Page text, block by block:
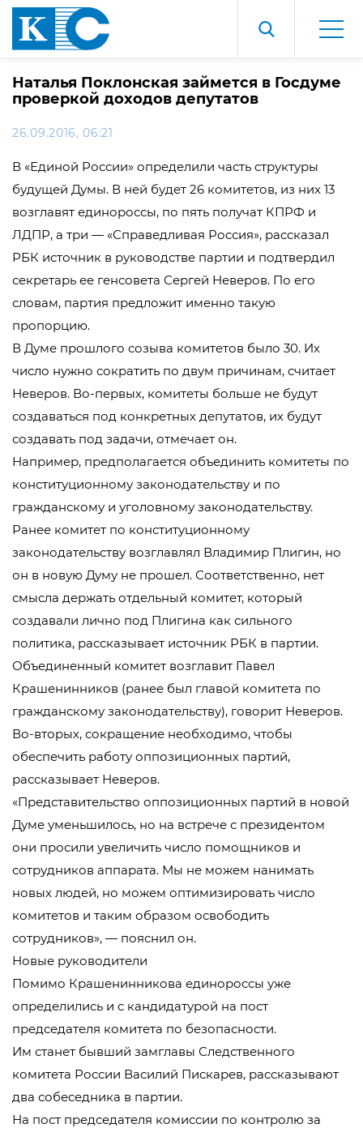
Наталья Поклонская займется в Госдуме
проверкой доходов депутатов
26.09.2016, 06:21
В «Единой России» определили часть структуры
будущей Думы. В ней будет 26 комитетов, из них 13
возглавят единороссы, по пять получат КПРФ и
ЛДПР, а три — «Справедливая Россия», рассказал
РБК источник в руководстве партии и подтвердил
секретарь ее генсовета Сергей Неверов. По его
словам, партия предложит именно такую
пропорцию.
В Думе прошлого созыва комитетов было 30. Их
число нужно сократить по двум причинам, считает
Неверов. Во-первых, комитеты больше не будут
создаваться под конкретных депутатов, их будут
создавать под задачи, отмечает он.
Например, предполагается объединить комитеты по
конституционному законодательству и по
гражданскому и уголовному законодательству.
Ранее комитет по конституционному
законодательству возглавлял Владимир Плигин, но
он в новую Думу не прошел. Соответственно, нет
смысла держать отдельный комитет, который
создавали лично под Плигина как сильного
политика, рассказывает источник РБК в партии.
Объединенный комитет возглавит Павел
Крашенинников (ранее был главой комитета по
гражданскому законодательству), говорит Неверов.
Во-вторых, сокращение необходимо, чтобы
обеспечить работу оппозиционных партий,
рассказывает Неверов.
«Представительство оппозиционных партий в новой
Думе уменьшилось, но на встрече с президентом
они просили увеличить число помощников и
сотрудников аппарата. Мы не можем нанимать
новых людей, но можем оптимизировать число
комитетов и таким образом освободить
сотрудников», — пояснил он.
Новые руководители
Помимо Крашенинникова единороссы уже
определились и с кандидатурой на пост
председателя комитета по безопасности.
Им станет бывший замглавы Следственного
комитета России Василий Пискарев, рассказывают
два собеседника в партии.
На пост председателя комиссии по контролю за